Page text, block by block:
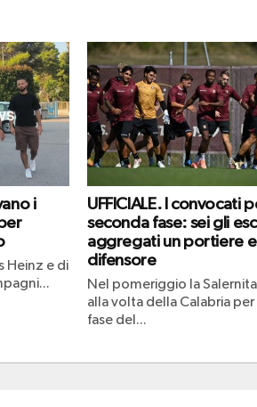
i
Heinz e di
UFFICIALE. I convocati
seconda fase: sei gli
aggregati un portiere e
difensore
Nel pomeriggio la
alla volta della Calabria
fase del...